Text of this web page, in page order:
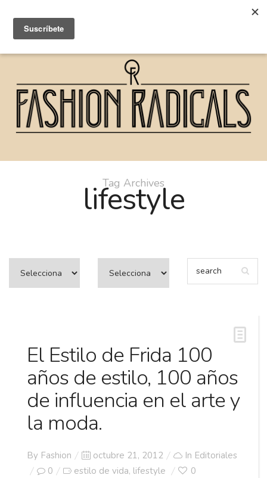
Tag Archives
lifestyle
El Estilo de Frida 100
años de estilo, 100 años
de influencia en el arte y
la moda.
By Fashion
Posted
on
octubre 21, 2012 In Editoriales
0
estilo de vida, lifestyle 0